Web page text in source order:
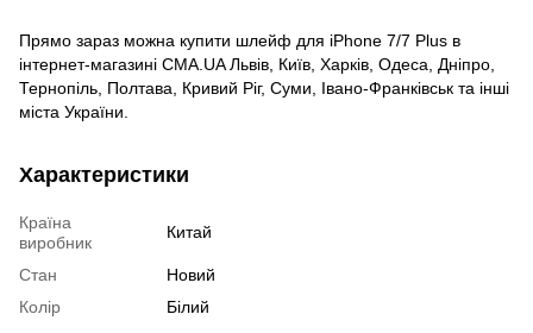
Прямо зараз можна купити шлейф для iPhone 7/7 Plus в
інтернет-магазині CMA.UA Львів, Київ, Харків, Одеса, Дніпро,
Тернопіль, Полтава, Кривий Ріг, Суми, Івано-Франківськ та інші
міста України.
Характеристики
Країна
виробник
Китай
Стан
Новий
Колір
Білий